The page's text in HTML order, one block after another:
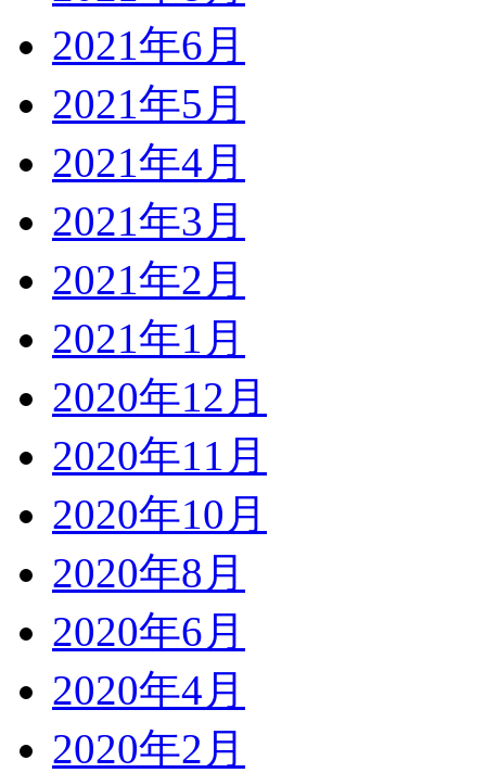
2021年6月
2021年5月
2021年4月
2021年3月
2021年2月
2021年1月
2020年12月
2020年11月
2020年10月
2020年8月
2020年6月
2020年4月
2020年2月